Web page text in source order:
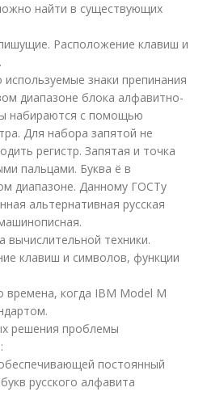
найти в существующих
Расположение клавиш и
знаки препинания
диапазоне блока алфавитно-
набираются с помощью
Для набора запятой не
регистр. Запятая и точка
пальцами. Буква ё в
диапазоне. Данному ГОСТу
альтернативная русская
вычислительной техники.
клавиш и символов, функции
времена, когда IBM Model M
решения проблемы
постоянный
русского алфавита